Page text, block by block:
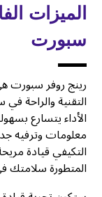
الميزات
سبورت
رينج روفر سبورت
التقنية والراحة
الأداء يتسارع
معلومات وترفيه
التكيفي قيادة
المتطورة سلامتك